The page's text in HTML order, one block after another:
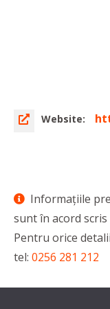
Website:
Informaţiile
sunt în acord scris
Pentru orice
tel: 0256 281 212